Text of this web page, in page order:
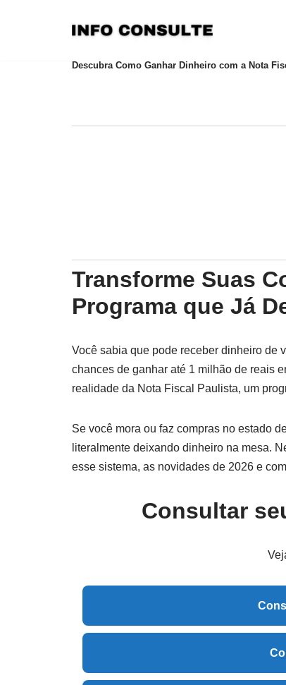
Descubra Como Ganhar Dinheiro com a Nota
Transforme Suas
Programa que Já
Você sabia que pode receber dinheiro de
chances de ganhar até 1 milhão de reais
realidade da Nota Fiscal Paulista, um
Se você mora ou faz compras no estado
literalmente deixando dinheiro na mesa.
esse sistema, as novidades de 2026 e
Consultar